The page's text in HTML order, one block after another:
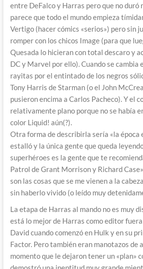
entre DeFalco y Harras pero que no duró
parece que todo el mundo empieza
Vertigo (hacer cómics «serios») pero sin
romper con los chicos Image (para que
Quesada lo hicieran con total descaro y
DC y Marvel por ello). Cuando se cambia
rayitas por el entintado de los negros
Tony Harris de Starman (o el John
pusieron encima a Carlos Pacheco). Y el
relativamente plano porque no se había
color Liquid! aún(?).
Otra forma de describirla sería «la época
estalló y la única gente que queda
superhéroes es la gente que te
Patrol de Grant Morrison y Richard
son las cosas que se me vienen a la
sin haberlo vivido (o leído muy
La etapa de Harras al mando no es muy
está lo mejor de Harras como editor
David cuando comenzó en Hulk y en su
Factor. Pero también eran manotazos de
momento que le dejaron tener un «plan»